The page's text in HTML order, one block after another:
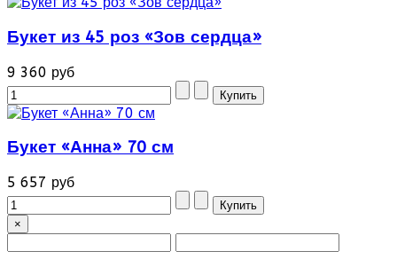
Букет из 45 роз «Зов сердца»
9 360 руб
Букет «Анна» 70 см
5 657 руб
×